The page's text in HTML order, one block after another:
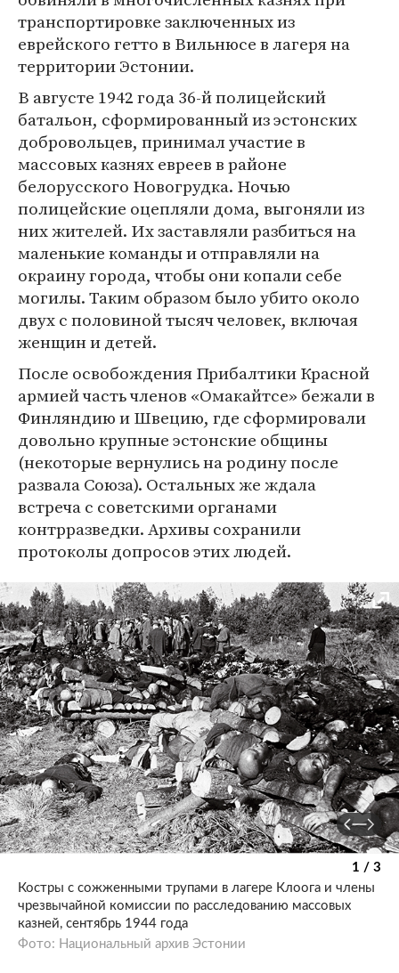
транспортировке заключенных из
еврейского гетто в Вильнюсе в лагеря на
территории Эстонии.
В августе 1942 года 36-й полицейский
батальон, сформированный из эстонских
добровольцев, принимал участие в
массовых казнях евреев в районе
белорусского Новогрудка. Ночью
полицейские оцепляли дома, выгоняли из
них жителей. Их заставляли разбиться на
маленькие команды и отправляли на
окраину города, чтобы они копали себе
могилы. Таким образом было убито около
двух с половиной тысяч человек, включая
женщин и детей.
После освобождения Прибалтики Красной
армией часть членов «Омакайтсе» бежали в
Финляндию и Швецию, где сформировали
довольно крупные эстонские общины
(некоторые вернулись на родину после
развала Союза). Остальных же ждала
встреча с советскими органами
контрразведки. Архивы сохранили
протоколы допросов этих людей.
1 / 3
Костры с сожженными трупами в лагере Клоога и члены
чрезвычайной комиссии по расследованию массовых
казней, сентябрь 1944 года
Фото: Национальный архив Эстонии